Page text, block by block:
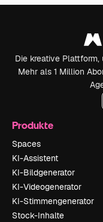
Die kreative
Mehr als 1 Million
Produkte
Spaces
KI-Assistent
KI-Bildgenerator
KI-Videogenerator
KI-Stimmengenerator
Stock-Inhalte